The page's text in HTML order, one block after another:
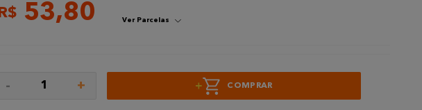
R$ 53,80 Ver Parcelas
- 1 + + COMPRAR